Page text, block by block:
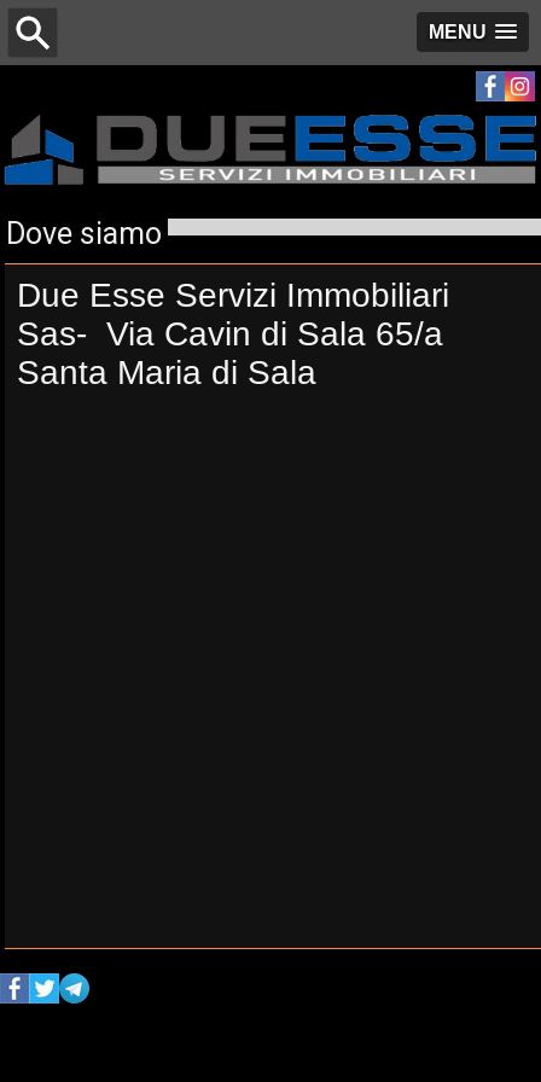
MENU
Dove siamo
Due Esse Servizi Immobiliari
Sas- Via Cavin di Sala 65/a
Santa Maria di Sala